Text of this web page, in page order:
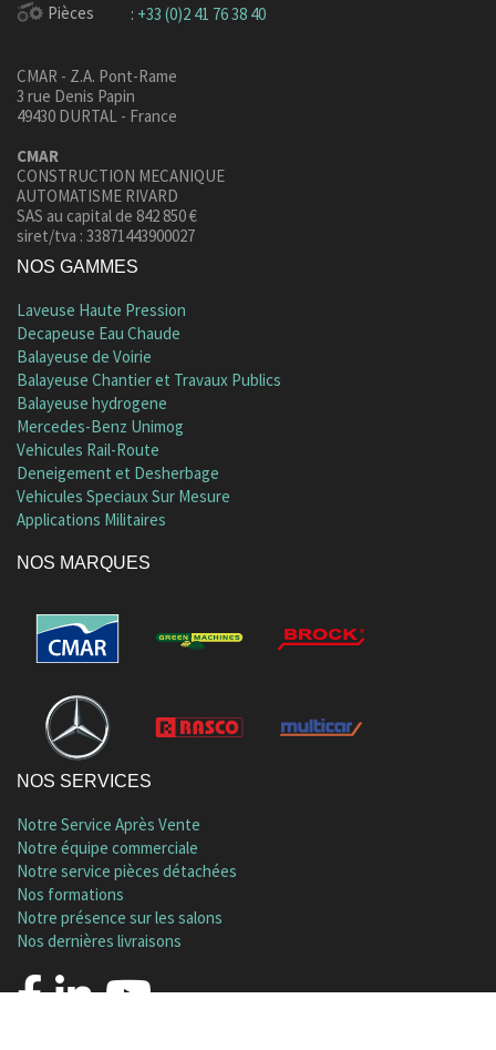
Pièces
: +33 (0)2 41 76 38 40
CMAR - Z.A. Pont-Rame
3 rue Denis Papin
49430 DURTAL - France
CMAR
CONSTRUCTION MECANIQUE
AUTOMATISME RIVARD
SAS au capital de 842 850 €
siret/tva : 33871443900027
NOS GAMMES
Laveuse Haute Pression
Decapeuse Eau Chaude
Balayeuse de Voirie
Balayeuse Chantier et Travaux Publics
Balayeuse hydrogene
Mercedes-Benz Unimog
Vehicules Rail-Route
Deneigement et Desherbage
Vehicules Speciaux Sur Mesure
Applications Militaires
NOS MARQUES
NOS SERVICES
Notre Service Après Vente
Notre équipe commerciale
Notre service pièces détachées
Nos formations
Notre présence sur les salons
Nos dernières livraisons